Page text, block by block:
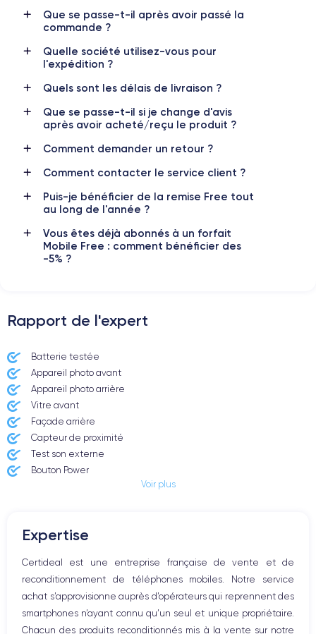
Caméra
Résolution vidéo
4K - 3840x2160px Oui, minimum 18W
Batterie
3046 mAh
Dual SIM
Nano-SIM + eSIM
LTE/4G
Oui, tous opérateurs
Si vous souhaitez découvrir en détail les caractéristiques de ce
smartphone, consulter lafiche technique de l'iPhone 11.
Que se passe-t-il après avoir passé la
commande ?
Quelle société utilisez-vous pour
l'expédition ?
Quels sont les délais de livraison ?
Que se passe-t-il si je change d'avis
après avoir acheté/reçu le produit ?
Comment demander un retour ?
Comment contacter le service client ?
Puis-je bénéficier de la remise Free tout
au long de l'année ?
Vous êtes déjà abonnés à un forfait
Mobile Free : comment bénéficier des
-5% ?
Rapport de l'expert
Batterie testée
Appareil photo avant
Appareil photo arrière ​
Vitre avant ​
Façade arrière
Capteur de proximité
Test son externe
Bouton Power
Haut parleur
Bouton Home
Bluetooth
WiFi
Réseau
Voir plus
Expertise
Certideal est une entreprise française de vente et de
reconditionnement de téléphones mobiles. Notre service
achat s’approvisionne auprès d’opérateurs qui reprennent des
smartphones n’ayant connu qu’un seul et unique propriétaire.
Chacun des produits reconditionnés mis à la vente sur notre